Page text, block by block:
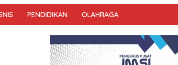
PENDIDIKAN OLAHRAGA